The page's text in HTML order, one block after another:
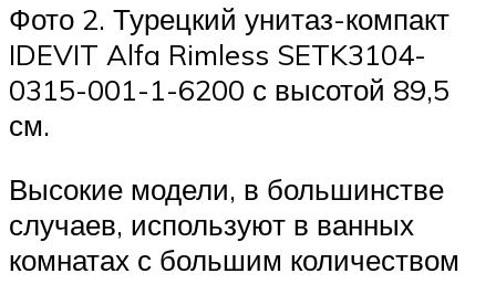
Фото 2. Турецкий унитаз-компакт
IDEVIT Alfa Rimless SETK3104-
0315-001-1-6200 с высотой 89,5
см.
Высокие модели, в большинстве
случаев, используют в ванных
комнатах с большим количеством